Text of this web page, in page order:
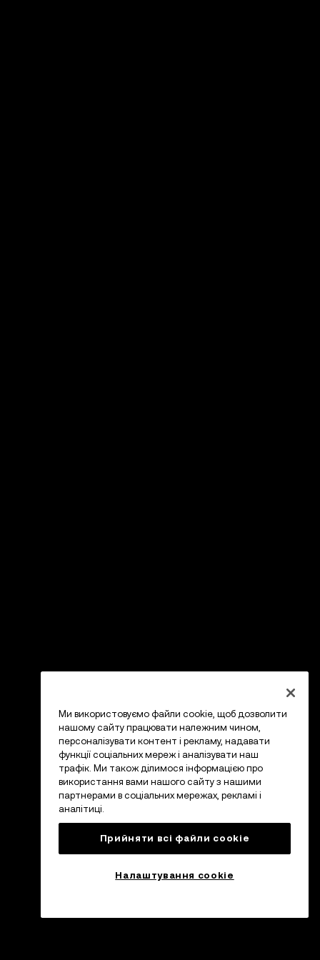
Ми використовуємо файли cookie, щоб дозволити
нашому сайту працювати належним чином,
персоналізувати контент і рекламу, надавати
функції соціальних мереж і аналізувати наш
трафік. Ми також ділимося інформацією про
використання вами нашого сайту з нашими
партнерами в соціальних мережах, рекламі і
аналітиці.
Прийняти всі файли сookie
Налаштування cookie